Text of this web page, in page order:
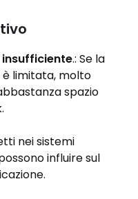
insufficiente.: Se la
limitata, molto
spazio
nei sistemi
influire sul